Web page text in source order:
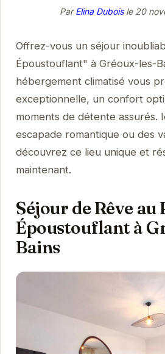
ParElina Duboisle 20
Offrez-vous un séjour
Époustouflant" à Gréoux-les-
hébergement climatisé vous
exceptionnelle, un confort
moments de détente assurés.
escapade romantique ou des
découvrez ce lieu unique et
maintenant.
Séjour de Rêve
Époustouflant à
Bains